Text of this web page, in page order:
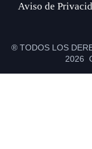
Aviso de
® TODOS LOS
2026